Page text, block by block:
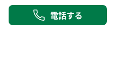
電話する